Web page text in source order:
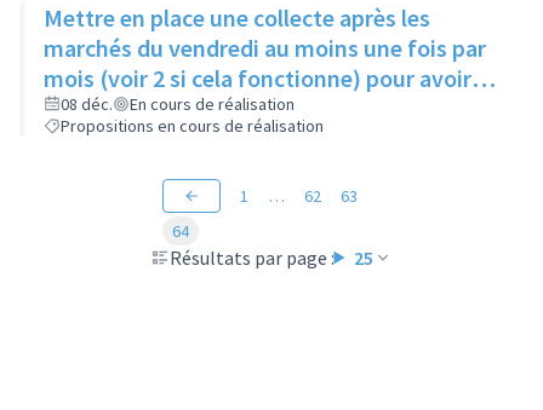
Mettre en place une collecte après les
marchés du vendredi au moins une fois par
mois (voir 2 si cela fonctionne) pour avoir
des produits frais pour l'Epice'Rill
08 déc.
En cours de réalisation
Propositions en cours de réalisation
Résultats par page : 25
1 … 62
63
64